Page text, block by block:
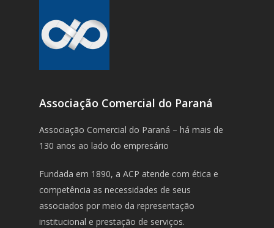
Associação Comercial do Paraná
Associação Comercial do Paraná – há mais de
130 anos ao lado do empresário
Fundada em 1890, a ACP atende com ética e
competência as necessidades de seus
associados por meio da representação
institucional e prestação de serviços.